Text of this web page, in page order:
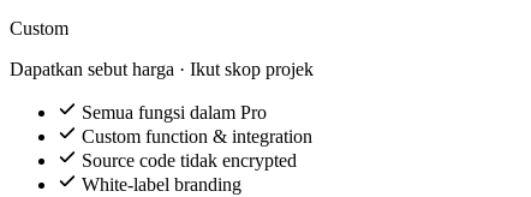
Custom
Dapatkan sebut harga · Ikut skop projek
Semua fungsi dalam Pro
Custom function & integration
Source code tidak encrypted
White-label branding